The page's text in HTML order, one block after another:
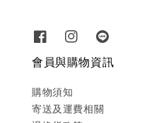
會員與購物資訊
購物須知
寄送及運費相關